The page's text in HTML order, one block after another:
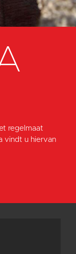
regelmaat
vindt u hiervan